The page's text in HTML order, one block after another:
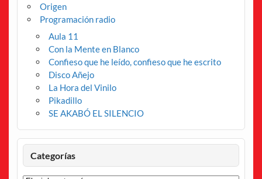
Origen
Programación radio
Aula 11
Con la Mente en Blanco
Confieso que he leído, confieso que he escrito
Disco Añejo
La Hora del Vinilo
Pikadillo
SE AKABÓ EL SILENCIO
Categorías